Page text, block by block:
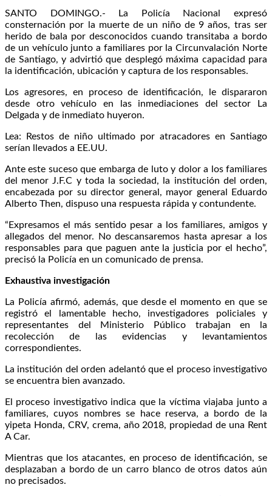
SANTO DOMINGO.- La Policía Nacional expresó
consternación por la muerte de un niño de 9 años, tras ser
herido de bala por desconocidos cuando transitaba a bordo
de un vehículo junto a familiares por la Circunvalación Norte
de Santiago, y advirtió que desplegó máxima capacidad para
la identificación, ubicación y captura de los responsables.
Los agresores, en proceso de identificación, le dispararon
desde otro vehículo en las inmediaciones del sector La
Delgada y de inmediato huyeron.
Lea: Restos de niño ultimado por atracadores en Santiago
serían llevados a EE.UU.
Ante este suceso que embarga de luto y dolor a los familiares
del menor J.F.C y toda la sociedad, la institución del orden,
encabezada por su director general, mayor general Eduardo
Alberto Then, dispuso una respuesta rápida y contundente.
“Expresamos el más sentido pesar a los familiares, amigos y
allegados del menor. No descansaremos hasta apresar a los
responsables para que paguen ante la justicia por el hecho”,
precisó la Policía en un comunicado de prensa.
Exhaustiva investigación
La Policía afirmó, además, que desde el momento en que se
registró el lamentable hecho, investigadores policiales y
representantes del Ministerio Público trabajan en la
recolección de las evidencias y levantamientos
correspondientes.
La institución del orden adelantó que el proceso investigativo
se encuentra bien avanzado.
El proceso investigativo indica que la víctima viajaba junto a
familiares, cuyos nombres se hace reserva, a bordo de la
yipeta Honda, CRV, crema, año 2018, propiedad de una Rent
A Car.
Mientras que los atacantes, en proceso de identificación, se
desplazaban a bordo de un carro blanco de otros datos aún
no precisados.